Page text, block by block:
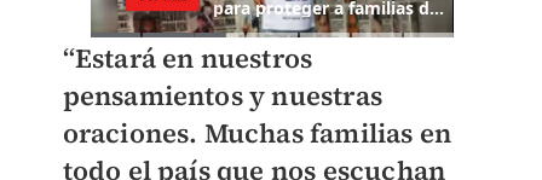
“Estará en nuestros
pensamientos y nuestras
oraciones. Muchas familias en
todo el país que nos escuchan